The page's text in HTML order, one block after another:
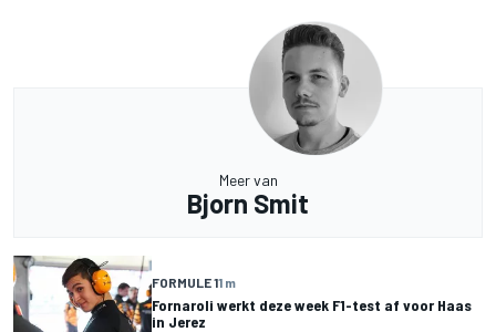
Meer van
Bjorn Smit
FORMULE 11 m
Fornaroli werkt deze week F1-test af voor Haas
in Jerez